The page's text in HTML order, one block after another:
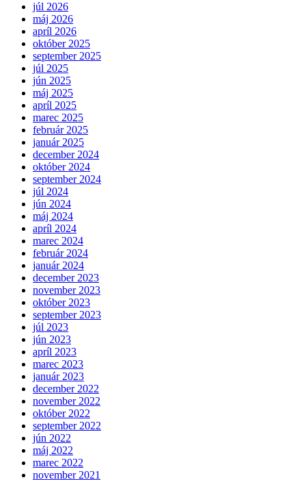
júl 2026
máj 2026
apríl 2026
október 2025
september 2025
júl 2025
jún 2025
máj 2025
apríl 2025
marec 2025
február 2025
január 2025
december 2024
október 2024
september 2024
júl 2024
jún 2024
máj 2024
apríl 2024
marec 2024
február 2024
január 2024
december 2023
november 2023
október 2023
september 2023
júl 2023
jún 2023
apríl 2023
marec 2023
január 2023
december 2022
november 2022
október 2022
september 2022
jún 2022
máj 2022
marec 2022
november 2021